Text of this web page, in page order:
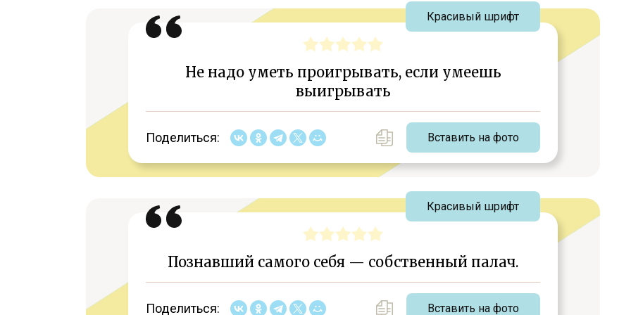
Не надо уметь проигрывать, если умеешь
выигрывать
Поделиться: Вставить на фото
Красивый шрифт
Познавший самого себя — собственный палач.
Поделиться: Вставить на фото
Красивый шрифт